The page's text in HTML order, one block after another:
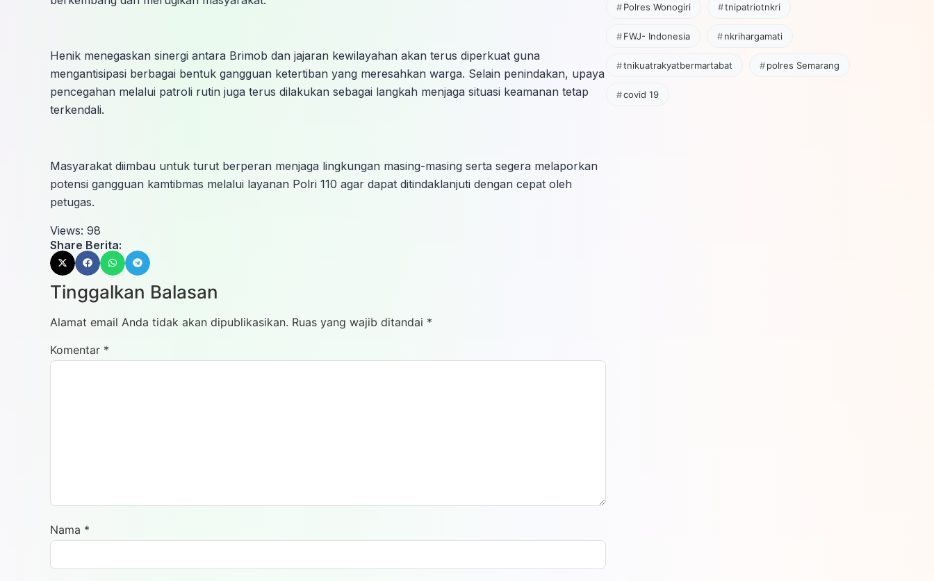
Henik menegaskan sinergi antara Brimob dan jajaran kewilayahan akan terus diperkuat guna
mengantisipasi berbagai bentuk gangguan ketertiban yang meresahkan warga. Selain penindakan, upaya
pencegahan melalui patroli rutin juga terus dilakukan sebagai langkah menjaga situasi keamanan tetap
terkendali.
Masyarakat diimbau untuk turut berperan menjaga lingkungan masing-masing serta segera melaporkan
potensi gangguan kamtibmas melalui layanan Polri 110 agar dapat ditindaklanjuti dengan cepat oleh
petugas.
Views: 98
Share Berita:
Tinggalkan Balasan
Alamat email Anda tidak akan dipublikasikan. Ruas yang wajib ditandai *
Komentar *
Nama *
Polres Wonogiri tnipatriotnkri
FWJ- Indonesia nkrihargamati
tnikuatrakyatbermartabat polres Semarang
covid 19